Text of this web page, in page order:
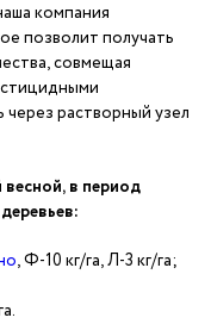
компания
позволит получать
совмещая
растворный узел
в период
, Ф-10 кг/га, Л-3 кг/га;